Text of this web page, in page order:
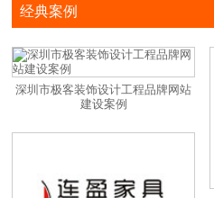
经典案例
深圳市极客装饰设计工程品牌网站
建设案例